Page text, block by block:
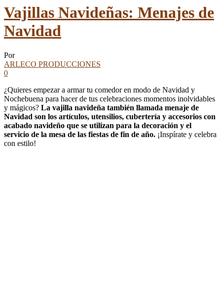
Vajillas Navideñas: Menajes de
Navidad
Por
ARLECO PRODUCCIONES
0
¿Quieres empezar a armar tu comedor en modo de Navidad y
Nochebuena para hacer de tus celebraciones momentos inolvidables
y mágicos? La vajilla navideña también llamada menaje de
Navidad son los artículos, utensilios, cubertería y accesorios con
acabado navideño que se utilizan para la decoración y el
servicio de la mesa de las fiestas de fin de año. ¡Inspírate y celebra
con estilo!